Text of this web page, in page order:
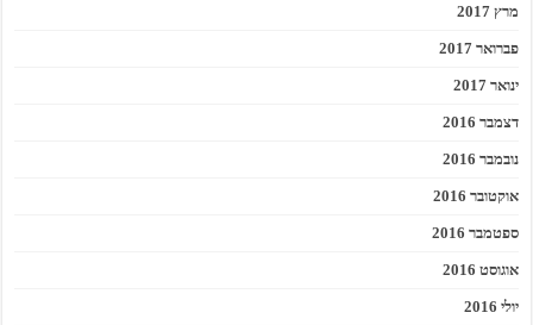
מרץ 2017
פברואר 2017
ינואר 2017
דצמבר 2016
נובמבר 2016
אוקטובר 2016
ספטמבר 2016
אוגוסט 2016
יולי 2016